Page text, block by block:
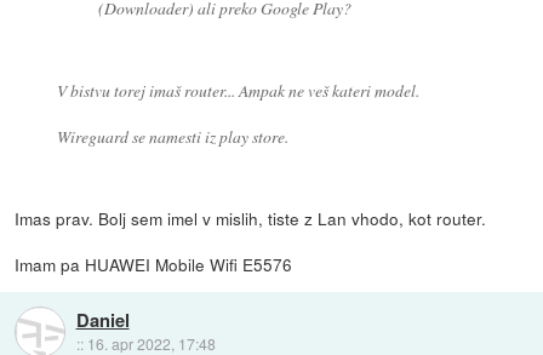
(Downloader) ali preko Google Play?
V bistvu torej imaš router... Ampak ne veš kateri model.
Wireguard se namesti iz play store.
Imas prav. Bolj sem imel v mislih, tiste z Lan vhodo, kot router.
Imam pa HUAWEI Mobile Wifi E5576
Daniel
:: 16. apr 2022, 17:48